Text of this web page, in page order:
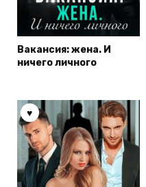
Вакансия: жена. И
ничего личного